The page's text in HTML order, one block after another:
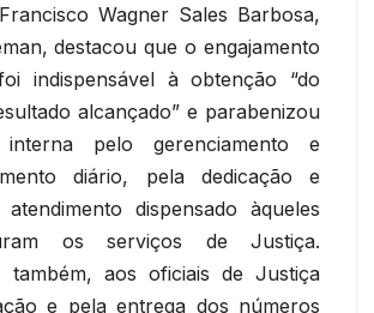
Wagner Sales Barbosa,
destacou que o engajamento
indispensável à obtenção “do
alcançado” e parabenizou
pelo gerenciamento e
diário, pela dedicação e
dispensado àqueles
os serviços de Justiça.
também, aos oficiais de Justiça
e pela entrega dos números